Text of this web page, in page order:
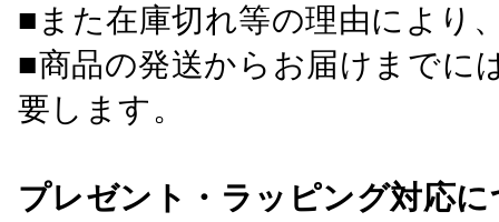
■また在庫切れ等の理由により
■商品の発送からお届けまでに
要します。
プレゼント・ラッピング対応